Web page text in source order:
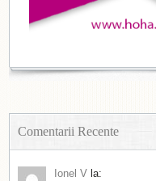
Comentarii Recente
Ionel V la: